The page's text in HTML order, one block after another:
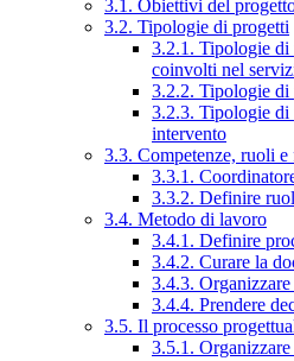
3.1. Obiettivi del
3.2. Tipologie di progetti
3.2.1. Tipologie di
coinvolti nel
3.2.2. Tipologie di
3.2.3. Tipologie di
intervento
3.3. Competenze, ruoli
3.3.1.
3.3.2. Definire
3.4. Metodo di lavoro
3.4.1. Definire
3.4.2. Curare la
3.4.3.
3.4.4. Prendere
3.5. Il processo
3.5.1.